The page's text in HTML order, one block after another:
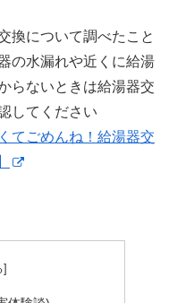
換について調べたこと
の水漏れや近くに給湯
らないときは給湯器交
してください
てごめんね！給湯器交